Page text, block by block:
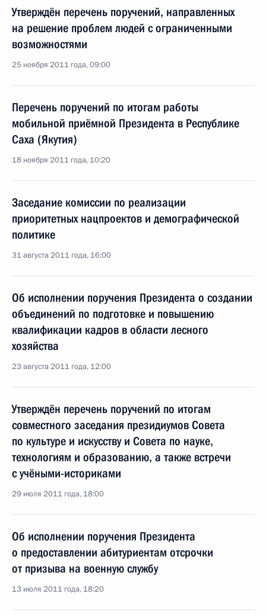
Утверждён перечень поручений, направленных
на решение проблем людей с ограниченными
возможностями
25 ноября 2011 года, 09:00
Перечень поручений по итогам работы
мобильной приёмной Президента в Республике
Саха (Якутия)
18 ноября 2011 года, 10:20
Заседание комиссии по реализации
приоритетных нацпроектов и демографической
политике
31 августа 2011 года, 16:00
Об исполнении поручения Президента о создании
объединений по подготовке и повышению
квалификации кадров в области лесного
хозяйства
23 августа 2011 года, 12:00
Утверждён перечень поручений по итогам
совместного заседания президиумов Совета
по культуре и искусству и Совета по науке,
технологиям и образованию, а также встречи
с учёными-историками
29 июля 2011 года, 18:00
Об исполнении поручения Президента
о предоставлении абитуриентам отсрочки
от призыва на военную службу
13 июля 2011 года, 18:20